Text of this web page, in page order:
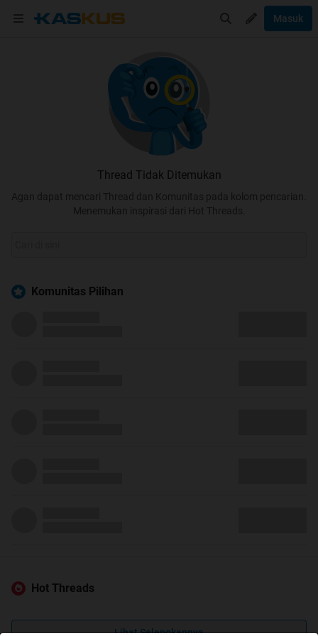
Masuk
Thread Tidak Ditemukan
Agan dapat mencari Thread dan Komunitas pada kolom pencarian.
Menemukan inspirasi dari Hot Threads.
Komunitas Pilihan
Hot Threads
Lihat Selengkapnya